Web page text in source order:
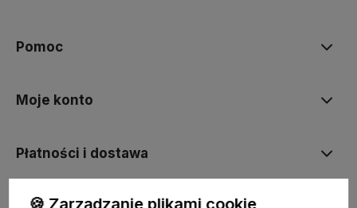
Pomoc
Moje konto
Płatności i dostawa
🍪 Zarządzanie plikami cookie